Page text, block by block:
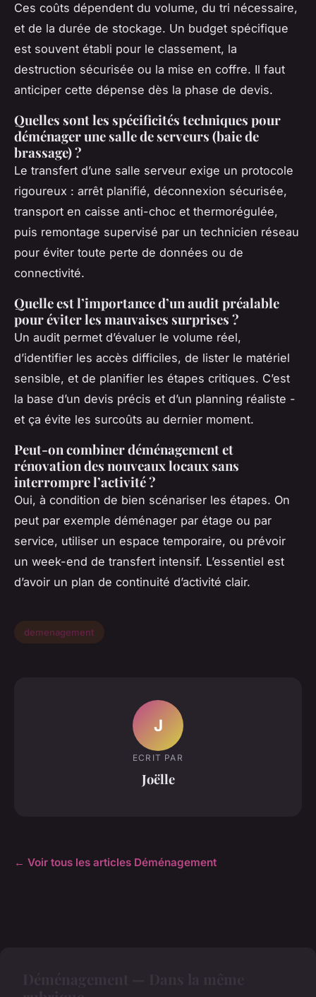
Ces coûts dépendent du volume, du tri nécessaire,
et de la durée de stockage. Un budget spécifique
est souvent établi pour le classement, la
destruction sécurisée ou la mise en coffre. Il faut
anticiper cette dépense dès la phase de devis.
Quelles sont les spécificités techniques pour
déménager une salle de serveurs (baie de
brassage) ?
Le transfert d’une salle serveur exige un protocole
rigoureux : arrêt planifié, déconnexion sécurisée,
transport en caisse anti-choc et thermorégulée,
puis remontage supervisé par un technicien réseau
pour éviter toute perte de données ou de
connectivité.
Quelle est l’importance d’un audit préalable
pour éviter les mauvaises surprises ?
Un audit permet d’évaluer le volume réel,
d’identifier les accès difficiles, de lister le matériel
sensible, et de planifier les étapes critiques. C’est
la base d’un devis précis et d’un planning réaliste -
et ça évite les surcoûts au dernier moment.
Peut-on combiner déménagement et
rénovation des nouveaux locaux sans
interrompre l’activité ?
Oui, à condition de bien scénariser les étapes. On
peut par exemple déménager par étage ou par
service, utiliser un espace temporaire, ou prévoir
un week-end de transfert intensif. L’essentiel est
d’avoir un plan de continuité d’activité clair.
demenagement
J
ECRIT PAR
Joëlle
← Voir tous les articles Déménagement